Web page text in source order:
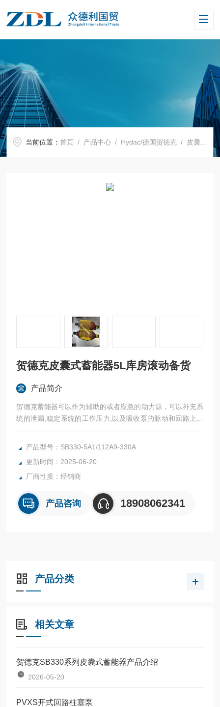
当前位置：首页 / 产品中心 / Hydac/德国贺德克 / 皮囊式蓄能器
贺德克皮囊式蓄能器5L库房滚动备货
产品简介
贺德克蓄能器可以作为辅助的或者应急的动力源，可以补充系
统的泄漏,稳定系统的工作压力,以及吸收泵的脉动和回路上的
液压冲击等。贺德克皮囊式蓄能器5L库房滚动备货SB330-5A
1/112A9-330A
产品型号：SB330-5A1/112A9-330A
更新时间：2025-06-20
厂商性质：经销商
产品咨询 18908062341
产品分类
相关文章
贺德克SB330系列皮囊式蓄能器产品介绍
2026-05-20
PVXS开式回路柱塞泵